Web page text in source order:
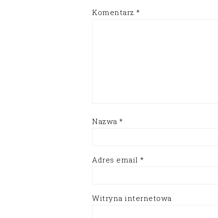
Komentarz *
Nazwa *
Adres email *
Witryna internetowa